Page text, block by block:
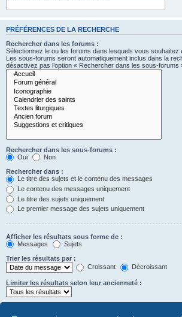
PRÉFÉRENCES DE LA RECHERCHE
Rechercher dans les forums :
Sélectionnez le ou les forums dans lesquels vous souhaitez
Les sous-forums seront automatiquement inclus dans la
désactivez pas l’option « Rechercher dans les sous-forums
Rechercher dans les sous-forums :
Oui
Non
Rechercher dans :
Le titre des sujets et le contenu des messages
Le contenu des messages uniquement
Le titre des sujets uniquement
Le premier message des sujets uniquement
Afficher les résultats sous forme de :
Messages
Sujets
Trier les résultats par :
Croissant
Décroissant
Limiter les résultats selon leur ancienneté :